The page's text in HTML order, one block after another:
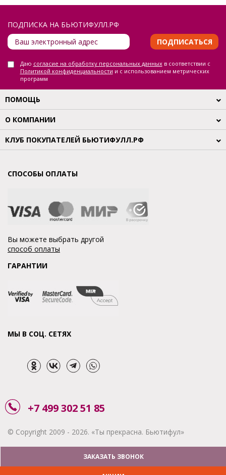
ПОДПИСКА НА БЬЮТИФУЛЛ.РФ
ПОДПИСАТЬСЯ
Даю согласие на обработку персональных данныхв соответствии с
Политикой конфиденциальности и с использованием метрических
программ
ПОМОЩЬ
О КОМПАНИИ
КЛУБ ПОКУПАТЕЛЕЙ БЬЮТИФУЛЛ.РФ
СПОСОБЫ ОПЛАТЫ
Вы можете выбрать другой
способ оплаты
ГАРАНТИИ
МЫ В СОЦ. СЕТЯХ
+7 499 302 51 85
© Copyright 2009 - 2026. «Ты прекрасна. Бьютифул»
ЗАКАЗАТЬ ЗВОНОК